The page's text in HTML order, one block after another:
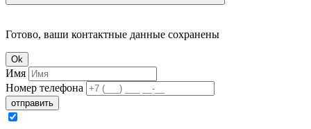
Готово, ваши контактные данные сохранены
Ok
Имя
Номер телефона
отправить